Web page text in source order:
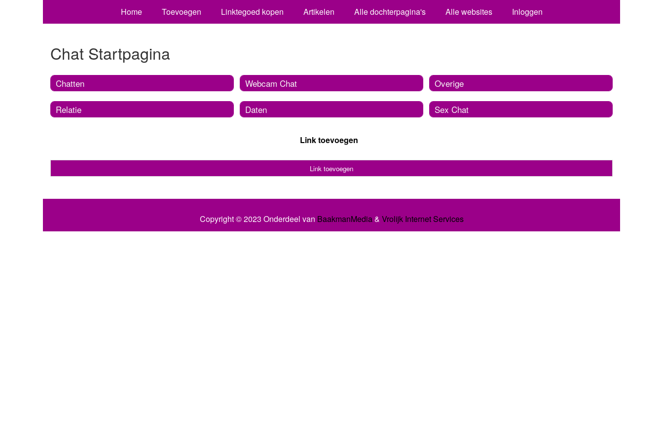
Home Toevoegen Linktegoed kopen Artikelen Alle dochterpagina's Alle websites Inloggen
Chat Startpagina
Chatten
Relatie
Webcam Chat
Daten
Overige
Sex Chat
Link toevoegen
Link toevoegen
Copyright © 2023 Onderdeel van BaakmanMedia& Vrolijk Internet Services